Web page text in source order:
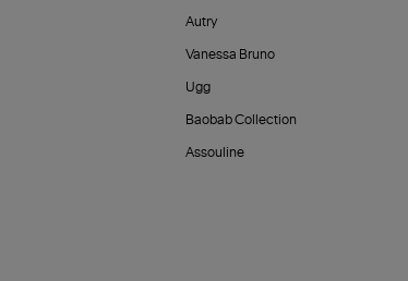
Autry
Vanessa Bruno
Ugg
Baobab Collection
Assouline